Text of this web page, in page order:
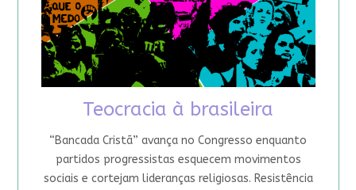
Teocracia à brasileira
“Bancada Cristã” avança no Congresso enquanto
partidos progressistas esquecem movimentos
sociais e cortejam lideranças religiosas. Resistência